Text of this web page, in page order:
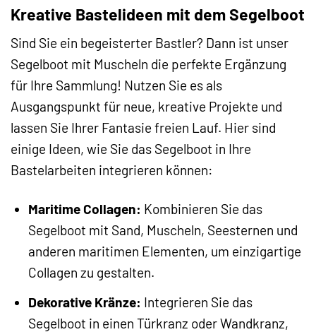
Kreative Bastelideen mit dem Segelboot
Sind Sie ein begeisterter Bastler? Dann ist unser
Segelboot mit Muscheln die perfekte Ergänzung
für Ihre Sammlung! Nutzen Sie es als
Ausgangspunkt für neue, kreative Projekte und
lassen Sie Ihrer Fantasie freien Lauf. Hier sind
einige Ideen, wie Sie das Segelboot in Ihre
Bastelarbeiten integrieren können:
Maritime Collagen: Kombinieren Sie das
Segelboot mit Sand, Muscheln, Seesternen und
anderen maritimen Elementen, um einzigartige
Collagen zu gestalten.
Dekorative Kränze: Integrieren Sie das
Segelboot in einen Türkranz oder Wandkranz,